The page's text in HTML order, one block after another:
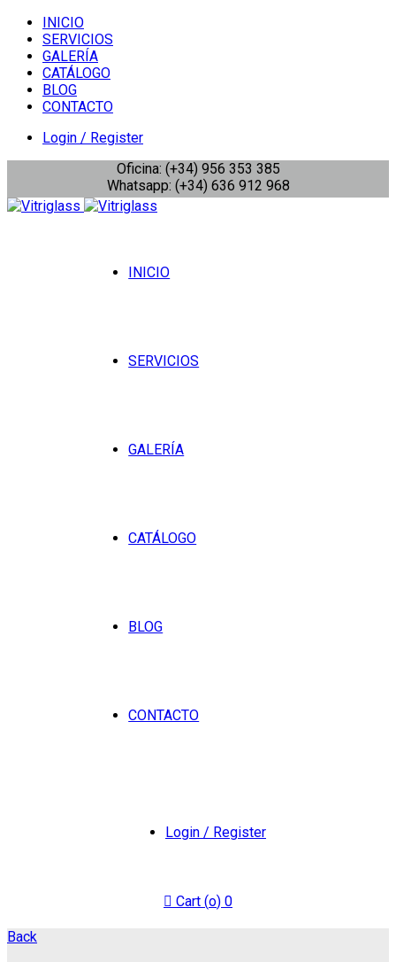
INICIO
SERVICIOS
GALERÍA
CATÁLOGO
BLOG
CONTACTO
Login / Register
Oficina: (+34) 956 353 385
Whatsapp: (+34) 636 912 968
INICIO
SERVICIOS
GALERÍA
CATÁLOGO
BLOG
CONTACTO
Login / Register
Cart (o) 0
Back